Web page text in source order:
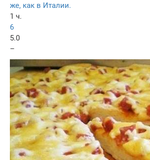
же, как в Италии.
1 ч.
6
5.0
–